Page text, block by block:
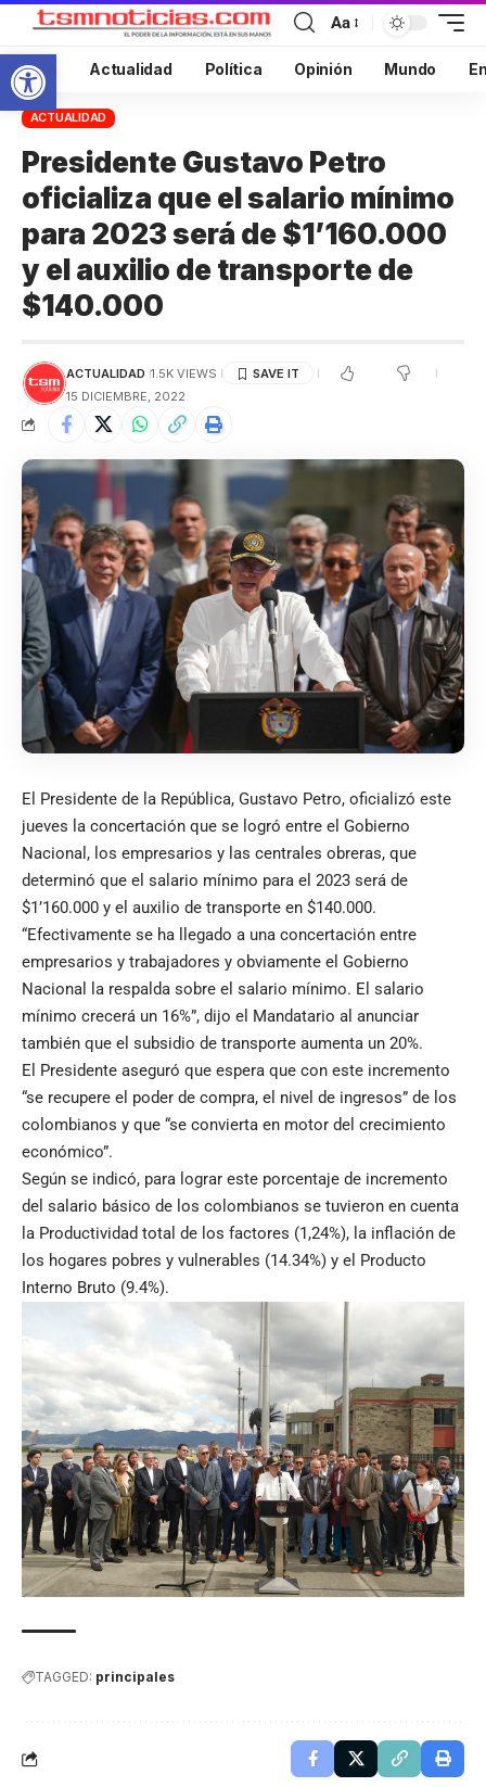
Abrir barra de herramientas
Aa
Inicio Actualidad Política Opinión Mundo
ACTUALIDAD
Presidente Gustavo Petro
oficializa que el salario mínimo
para 2023 será de $1’160.000
y el auxilio de transporte de
$140.000
ACTUALIDAD 1.5K VIEWS
15 DICIEMBRE, 2022
El Presidente de la República, Gustavo Petro, oficializó este
jueves la concertación que se logró entre el Gobierno
Nacional, los empresarios y las centrales obreras, que
determinó que el salario mínimo para el 2023 será de
$1’160.000 y el auxilio de transporte en $140.000.
“Efectivamente se ha llegado a una concertación entre
empresarios y trabajadores y obviamente el Gobierno
Nacional la respalda sobre el salario mínimo. El salario
mínimo crecerá un 16%”, dijo el Mandatario al anunciar
también que el subsidio de transporte aumenta un 20%.
El Presidente aseguró que espera que con este incremento
“se recupere el poder de compra, el nivel de ingresos” de los
colombianos y que “se convierta en motor del crecimiento
económico”.
Según se indicó, para lograr este porcentaje de incremento
del salario básico de los colombianos se tuvieron en cuenta
la Productividad total de los factores (1,24%), la inflación de
los hogares pobres y vulnerables (14.34%) y el Producto
Interno Bruto (9.4%).
TAGGED: principales